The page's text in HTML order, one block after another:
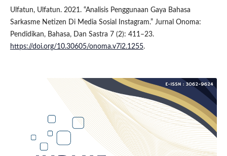
Ulfatun, Ulfatun. 2021. “Analisis Penggunaan Gaya Bahasa
Sarkasme Netizen Di Media Sosial Instagram.” Jurnal Onoma:
Pendidikan, Bahasa, Dan Sastra 7 (2): 411–23.
https://doi.org/10.30605/onoma.v7i2.1255.